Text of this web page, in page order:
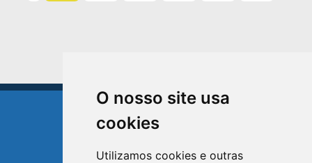
O nosso site usa
cookies
Utilizamos cookies e outras